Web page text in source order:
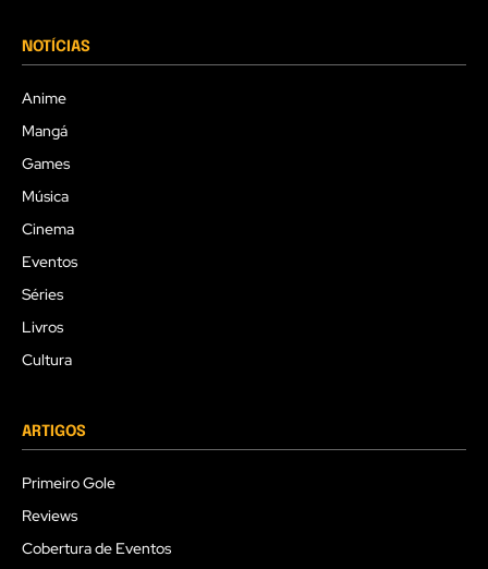
NOTÍCIAS
Anime
Mangá
Games
Música
Cinema
Eventos
Séries
Livros
Cultura
ARTIGOS
Primeiro Gole
Reviews
Cobertura de Eventos